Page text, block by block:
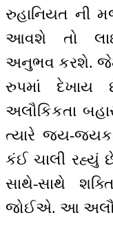
રુહાનિયત ની
આવશે તો
અનુભવ કરશે.
રુપમાં
અલૌકિકતા
ત્યારે જય-
કંઈ ચાલી રહ્યું
સાથે-સાથે
જોઈએ. આ